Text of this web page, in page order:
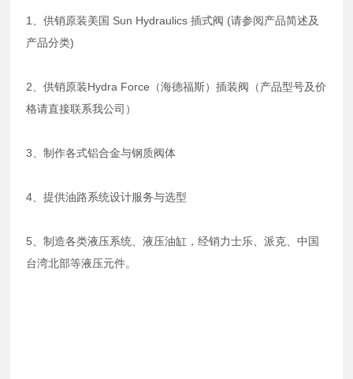
1、供销原装美国 Sun Hydraulics 插式阀 (请参阅产品简述及
产品分类)
2、供销原装Hydra Force（海德福斯）插装阀（产品型号及价
格请直接联系我公司）
3、制作各式铝合金与钢质阀体
4、提供油路系统设计服务与选型
5、制造各类液压系统、液压油缸，经销力士乐、派克、中国
台湾北部等液压元件。